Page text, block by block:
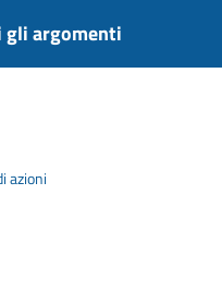
gli argomenti
azioni